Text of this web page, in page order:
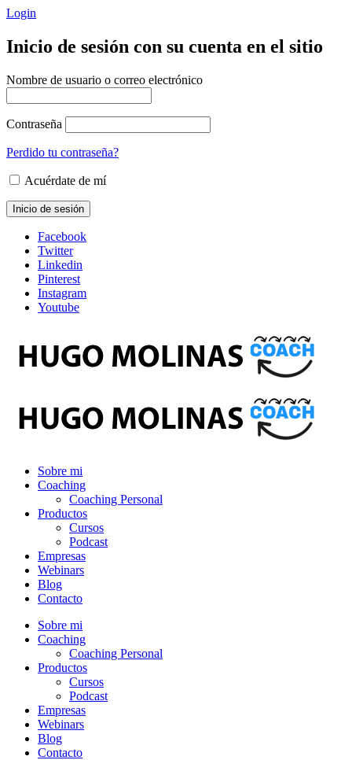
Login
Inicio de sesión con su cuenta en el sitio
Nombre de usuario o correo electrónico
Contraseña
Perdido tu contraseña?
Acuérdate de mí
Facebook
Twitter
Linkedin
Pinterest
Instagram
Youtube
Sobre mi
Coaching
Coaching Personal
Productos
Cursos
Podcast
Empresas
Webinars
Blog
Contacto
Sobre mi
Coaching
Coaching Personal
Productos
Cursos
Podcast
Empresas
Webinars
Blog
Contacto